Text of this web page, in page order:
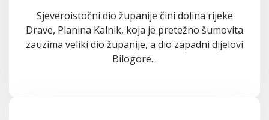
Sjeveroistočni dio županije čini dolina rijeke
Drave, Planina Kalnik, koja je pretežno šumovita
zauzima veliki dio županije, a dio zapadni dijelovi
Bilogore...